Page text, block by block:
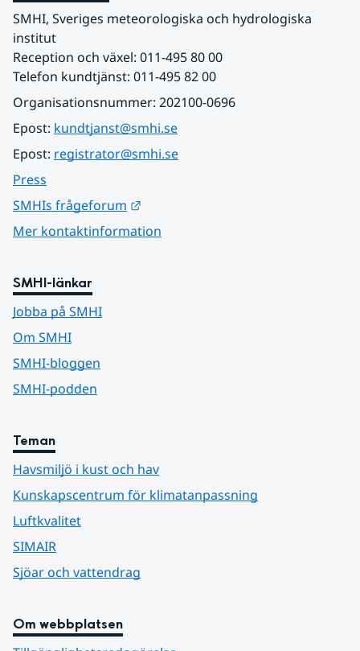
SMHI, Sveriges meteorologiska och hydrologiska
institut
Reception och växel: 011-495 80 00
Telefon kundtjänst: 011-495 82 00
Organisationsnummer: 202100-0696
Epost: kundtjanst@smhi.se
Epost: registrator@smhi.se
Press
SMHIs frågeforum
Mer kontaktinformation
SMHI-länkar
Jobba på SMHI
Om SMHI
SMHI-bloggen
SMHI-podden
Teman
Havsmiljö i kust och hav
Kunskapscentrum för klimatanpassning
Luftkvalitet
SIMAIR
Sjöar och vattendrag
Om webbplatsen